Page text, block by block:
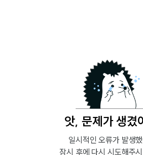
앗, 문제가 생겼
일시적인 오류가 발생
잠시 후에 다시 시도해주